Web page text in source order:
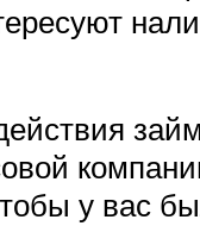
у вас